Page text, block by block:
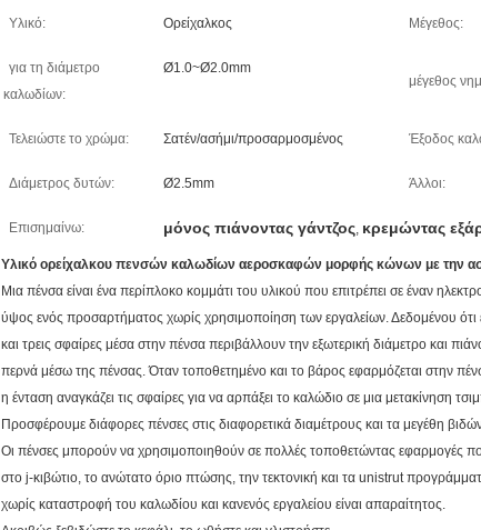
Υλικό: Ορείχαλκος Μέγεθος:
για τη διάμετρο
καλωδίων:
Ø1.0~Ø2.0mm
μέγεθος
Τελειώστε το χρώμα: Σατέν/ασήμι/προσαρμοσμένος Έξοδος
Διάμετρος δυτών: Ø2.5mm Άλλοι:
Επισημαίνω: μόνος πιάνοντας γάντζος, κρεμώντας
Υλικό ορείχαλκου πενσών καλωδίων αεροσκαφών μορφής κώνων με την
Μια πένσα είναι ένα περίπλοκο κομμάτι του υλικού που επιτρέπει σε έναν
ύψος ενός προσαρτήματος χωρίς χρησιμοποίηση των εργαλείων. Δεδομένου
και τρεις σφαίρες μέσα στην πένσα περιβάλλουν την εξωτερική διάμετρο και
περνά μέσω της πένσας. Όταν τοποθετημένο και το βάρος εφαρμόζεται στην
η ένταση αναγκάζει τις σφαίρες για να αρπάξει το καλώδιο σε μια μετακίνηση
Προσφέρουμε διάφορες πένσες στις διαφορετικά διαμέτρους και τα μεγέθη
Οι πένσες μπορούν να χρησιμοποιηθούν σε πολλές τοποθετώντας εφαρμογές
στο j-κιβώτιο, το ανώτατο όριο πτώσης, την τεκτονική και τα unistrut
χωρίς καταστροφή του καλωδίου και κανενός εργαλείου είναι απαραίτητος.